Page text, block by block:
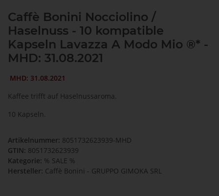
Caffè Bonini Nocciolino /
Haselnuss - 10 kompatible
Kapseln Lavazza A Modo Mio ®* -
MHD: 31.08.2021
MHD: 31.08.2021
Kaffee trifft auf Haselnussaroma.
10 Kapseln.
Artikelnummer: 8051732623939-MHD
GTIN: 8051732623939
Kategorie: % SALE %
Hersteller: Caffè Bonini - GRUPPO GIMOKA SRL